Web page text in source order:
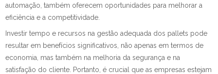
automação, também oferecem oportunidades para melhorar a
eficiência e a competitividade.
Investir tempo e recursos na gestão adequada dos pallets pode
resultar em benefícios significativos, não apenas em termos de
economia, mas também na melhoria da segurança e na
satisfação do cliente. Portanto, é crucial que as empresas estejam